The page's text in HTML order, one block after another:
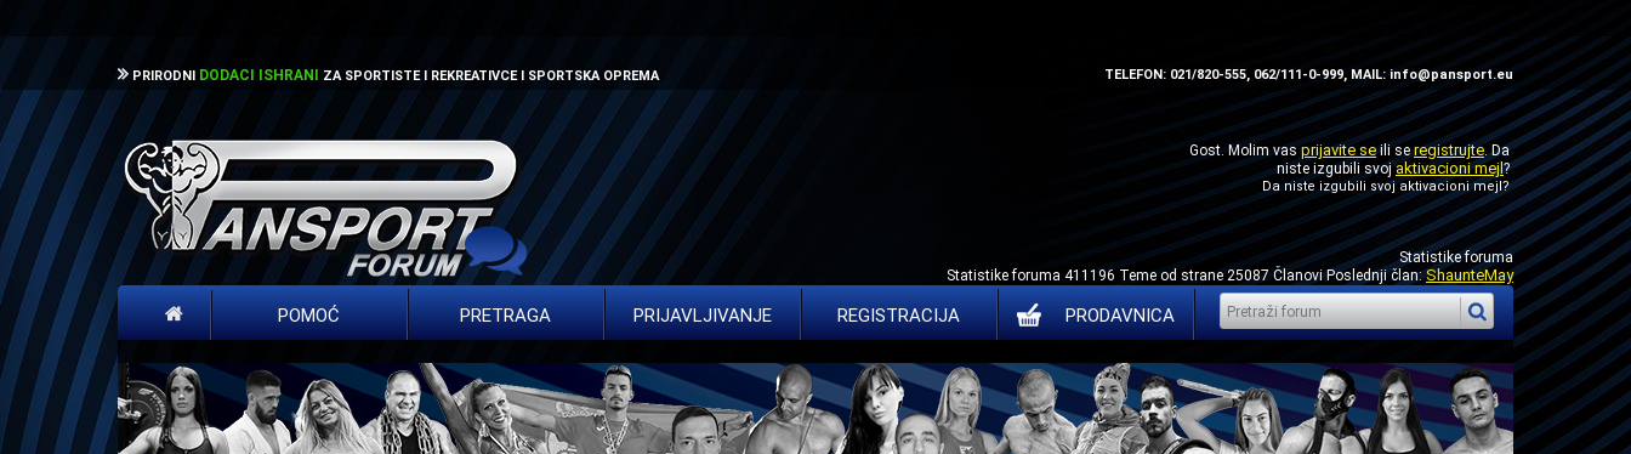
TELEFON: 021/820-555, 062/111-0-999, MAIL: info@pansport.eu
PRIRODNI DODACI ISHRANI ZA SPORTISTE I REKREATIVCE I SPORTSKA OPREMA
Gost. Molim vas prijavite se ili seregistrujte. Da
niste izgubili svojaktivacioni mejl?
Da niste izgubili svojaktivacioni mejl?
Statistike foruma
Statistike foruma 411196 Teme od strane 25087 Članovi Poslednji član:ShaunteMay
POMOĆ PRETRAGA PRIJAVLJIVANJE REGISTRACIJA PRODAVNICA